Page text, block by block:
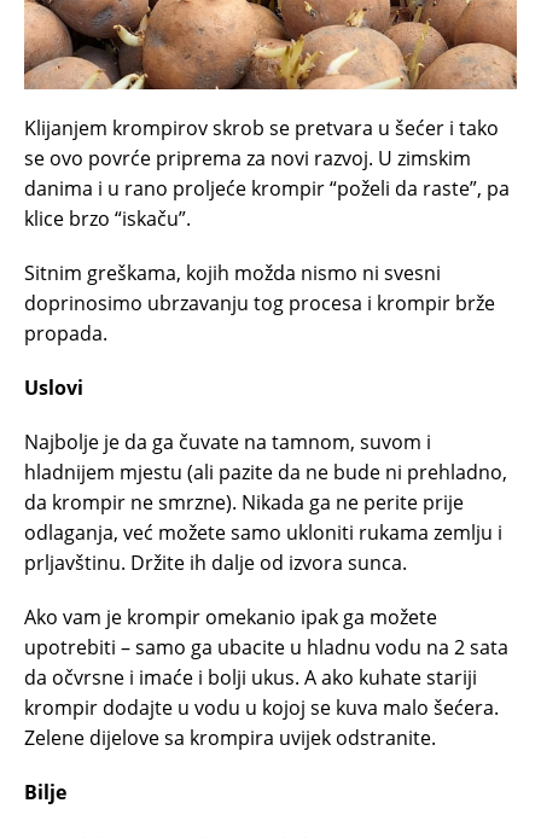
Klijanjem krompirov skrob se pretvara u šećer i tako
se ovo povrće priprema za novi razvoj. U zimskim
danima i u rano proljeće krompir “poželi da raste”, pa
klice brzo “iskaču”.
Sitnim greškama, kojih možda nismo ni svesni
doprinosimo ubrzavanju tog procesa i krompir brže
propada.
Uslovi
Najbolje je da ga čuvate na tamnom, suvom i
hladnijem mjestu (ali pazite da ne bude ni prehladno,
da krompir ne smrzne). Nikada ga ne perite prije
odlaganja, već možete samo ukloniti rukama zemlju i
prljavštinu. Držite ih dalje od izvora sunca.
Ako vam je krompir omekanio ipak ga možete
upotrebiti – samo ga ubacite u hladnu vodu na 2 sata
da očvrsne i imaće i bolji ukus. A ako kuhate stariji
krompir dodajte u vodu u kojoj se kuva malo šećera.
Zelene dijelove sa krompira uvijek odstranite.
Bilje